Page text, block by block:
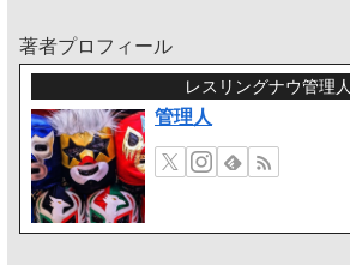
著者プロフィール
レスリングナウ管理人
管理人